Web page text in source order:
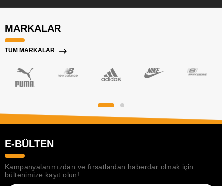
MARKALAR
TÜM MARKALAR
E-BÜLTEN
Kampanyalarımızdan ve fırsatlardan haberdar olmak için
bültenimize kayıt olun!